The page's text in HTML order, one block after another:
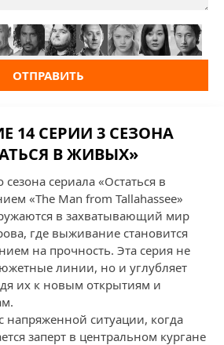
ОТПРАВИТЬ
14 СЕРИИ 3 СЕЗОНА
В ЖИВЫХ»
сезона сериала «Остаться в
«The Man from Tallahassee»
в захватывающий мир
где выживание становится
на прочность. Эта серия не
линии, но и углубляет
их к новым открытиям и
напряженной ситуации, когда
заперт в центральном кургане